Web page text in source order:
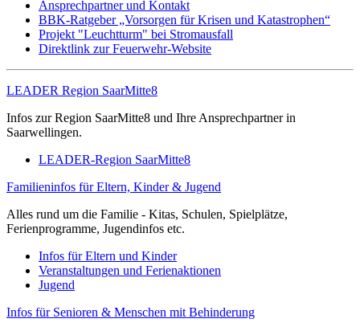
Ansprechpartner und Kontakt
BBK-Ratgeber „Vorsorgen für Krisen und Katastrophen“
Projekt "Leuchtturm" bei Stromausfall
Direktlink zur Feuerwehr-Website
LEADER Region SaarMitte8
Infos zur Region SaarMitte8 und Ihre Ansprechpartner in
Saarwellingen.
LEADER-Region SaarMitte8
Familieninfos für Eltern, Kinder & Jugend
Alles rund um die Familie - Kitas, Schulen, Spielplätze,
Ferienprogramme, Jugendinfos etc.
Infos für Eltern und Kinder
Veranstaltungen und Ferienaktionen
Jugend
Infos für Senioren & Menschen mit Behinderung